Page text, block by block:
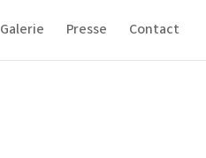
Galerie Presse Contact